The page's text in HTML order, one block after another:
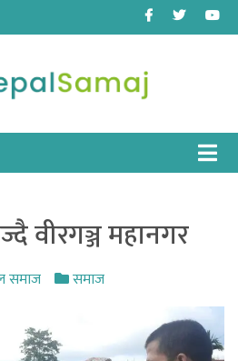
Facebook
Twitter
वीरगञ्ज महानगर
समाज समाज